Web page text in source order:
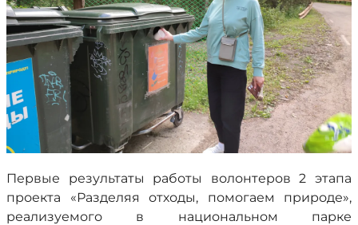
Первые результаты работы волонтеров 2 этапа
проекта «Разделяя отходы, помогаем природе»,
реализуемого в национальном парке